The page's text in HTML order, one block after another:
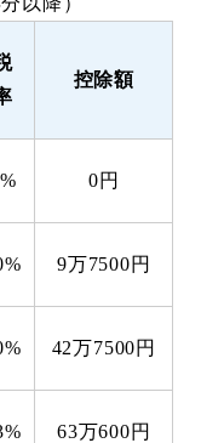
控除額
0円
9万7500円
42万7500円
63万600円